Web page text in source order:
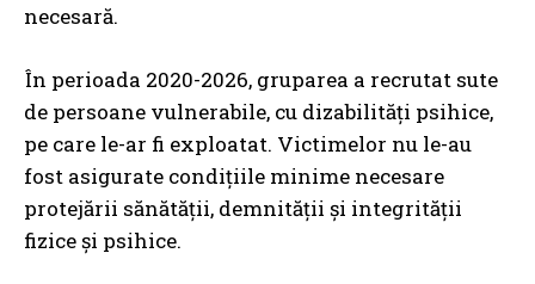
necesară.
În perioada 2020-2026, gruparea a recrutat sute
de persoane vulnerabile, cu dizabilități psihice,
pe care le-ar fi exploatat. Victimelor nu le-au
fost asigurate condițiile minime necesare
protejării sănătății, demnității și integrității
fizice și psihice.